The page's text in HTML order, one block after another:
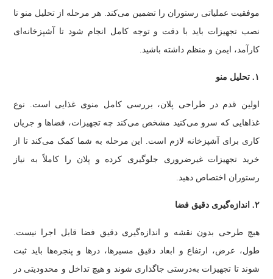
موفقیت عملیاتی رستوران را تضمین می‌کند. هر مرحله از تحلیل منو تا
نصب تجهیزات باید با دقت و توجه کامل انجام شود تا آشپزخانه‌ای
کارآمد، ایمن و منظم داشته باشید.
۱. تحلیل منو
اولین قدم در طراحی پلان، بررسی کامل منوی غذایی است. نوع
غذاهایی که سرو می‌کنید مشخص می‌کند چه تجهیزات، فضاها و جریان
کاری برای آشپزخانه لازم است. این مرحله به شما کمک می‌کند تا از
خرید تجهیزات غیرضروری جلوگیری کرده و پلان را کاملاً به نیاز
رستوران اختصاص دهید.
۲. اندازه‌گیری دقیق فضا
هیچ طرحی بدون نقشه و اندازه‌گیری دقیق فضا قابل اجرا نیست.
طول، عرض، ارتفاع و ابعاد دقیق مسیرها، درها و پنجره‌ها باید ثبت
شوند تا تجهیزات به‌درستی جاگذاری شوند و هیچ تداخل و محدودیتی در